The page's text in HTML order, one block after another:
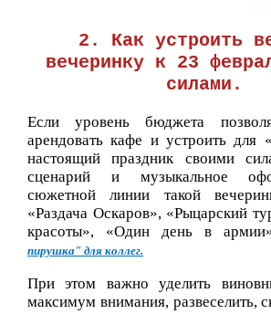
2. Как устроить
вечеринку к 23
силами.
Если уровень бюджета
арендовать кафе и устроить для
настоящий праздник своими
сценарий и музыкальное
сюжетной линии такой
«Раздача Оскаров», «Рыцарский
красоты», «Один день в
пирушка" для коллег.
При этом важно уделить
максимум внимания, развеселить,